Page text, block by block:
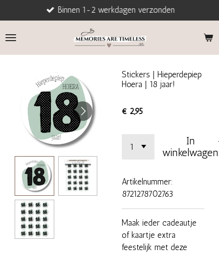
direct
naar
Binnen 1-2 werkdagen verzonden
Stickers | Hieperdepiep
Hoera | 18 jaar!
€ 2,95
In
winkelwagen
Artikelnummer:
8721278702763
Maak ieder cadeautje
of kaartje extra
feestelijk met deze